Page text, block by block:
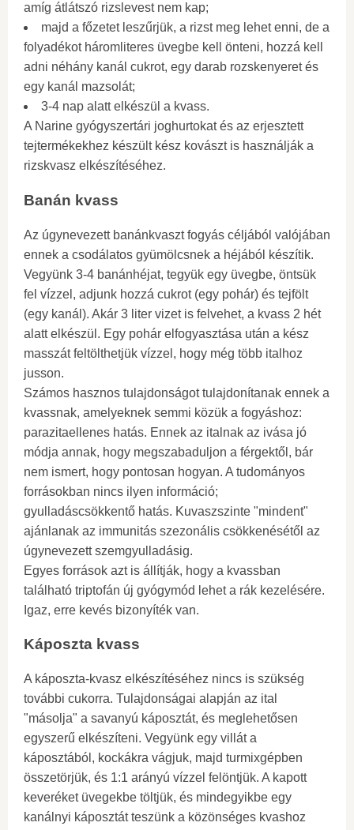
amíg átlátszó rizslevest nem kap;
majd a főzetet leszűrjük, a rizst meg lehet enni, de a
folyadékot háromliteres üvegbe kell önteni, hozzá kell
adni néhány kanál cukrot, egy darab rozskenyeret és
egy kanál mazsolát;
3-4 nap alatt elkészül a kvass.
A Narine gyógyszertári joghurtokat és az erjesztett
tejtermékekhez készült kész kovászt is használják a
rizskvasz elkészítéséhez.
Banán kvass
Az úgynevezett banánkvaszt fogyás céljából valójában
ennek a csodálatos gyümölcsnek a héjából készítik.
Vegyünk 3-4 banánhéjat, tegyük egy üvegbe, öntsük
fel vízzel, adjunk hozzá cukrot (egy pohár) és tejfölt
(egy kanál). Akár 3 liter vizet is felvehet, a kvass 2 hét
alatt elkészül. Egy pohár elfogyasztása után a kész
masszát feltölthetjük vízzel, hogy még több italhoz
jusson.
Számos hasznos tulajdonságot tulajdonítanak ennek a
kvassnak, amelyeknek semmi közük a fogyáshoz:
parazitaellenes hatás. Ennek az italnak az ivása jó
módja annak, hogy megszabaduljon a férgektől, bár
nem ismert, hogy pontosan hogyan. A tudományos
forrásokban nincs ilyen információ;
gyulladáscsökkentő hatás. Kuvaszszinte "mindent"
ajánlanak az immunitás szezonális csökkenésétől az
úgynevezett szemgyulladásig.
Egyes források azt is állítják, hogy a kvassban
található triptofán új gyógymód lehet a rák kezelésére.
Igaz, erre kevés bizonyíték van.
Káposzta kvass
A káposzta-kvasz elkészítéséhez nincs is szükség
további cukorra. Tulajdonságai alapján az ital
"másolja" a savanyú káposztát, és meglehetősen
egyszerű elkészíteni. Vegyünk egy villát a
káposztából, kockákra vágjuk, majd turmixgépben
összetörjük, és 1:1 arányú vízzel felöntjük. A kapott
keveréket üvegekbe töltjük, és mindegyikbe egy
kanálnyi káposztát teszünk a közönséges kvashoz